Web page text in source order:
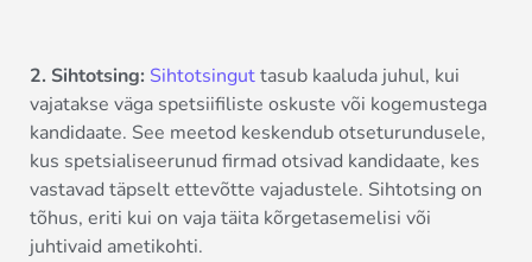
2. Sihtotsing: Sihtotsinguttasub kaaluda juhul, kui
vajatakse väga spetsiifiliste oskuste või kogemustega
kandidaate. See meetod keskendub otseturundusele,
kus spetsialiseerunud firmad otsivad kandidaate, kes
vastavad täpselt ettevõtte vajadustele. Sihtotsing on
tõhus, eriti kui on vaja täita kõrgetasemelisi või
juhtivaid ametikohti.